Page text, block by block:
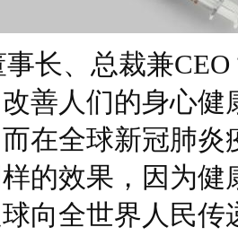
长、总裁兼
善人们的身心
在全球新冠肺
的效果，因为
向全世界人民